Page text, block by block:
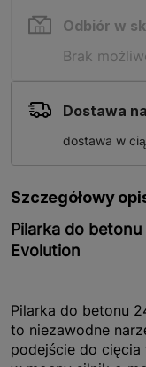
Odbiór w
Brak
Dostawa
dostawa w
Szczegółowy
Pilarka do
Evolution
Pilarka do betonu
to niezawodne
podejście do cięcia